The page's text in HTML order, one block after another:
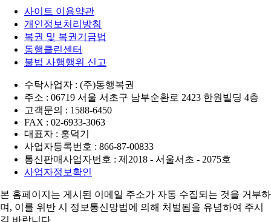
사이트 이용약관
개인정보처리방침
복권 및 복권기금법
동행클린센터
불법 사행행위 신고
수탁사업자 : (주)동행복권
주소 : 06719 서울 서초구 남부순환로 2423 한원빌딩 4층
고객문의 : 1588-6450
FAX : 02-6933-3063
대표자 : 홍덕기
사업자등록번호 : 866-87-00833
통신판매사업자번호 : 제2018 - 서울서초 - 2075호
사업자정보확인
본 홈페이지는 게시된 이메일 주소가 자동 수집되는 것을 거부하
며, 이를 위반 시 정보통신망법에 의해 처벌됨을 유념하여 주시